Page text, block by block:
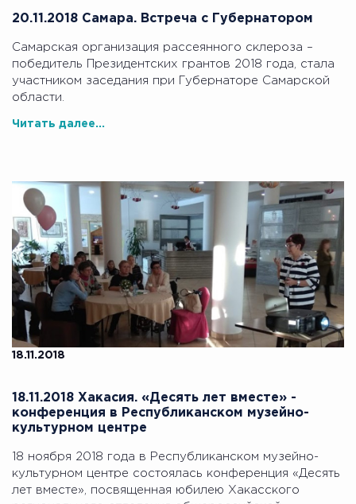
20.11.2018 Самара. Встреча с Губернатором
Самарская организация рассеянного склероза –
победитель Президентских грантов 2018 года, стала
участником заседания при Губернаторе Самарской
области.
Читать далее...
18.11.2018
18.11.2018 Хакасия. «Десять лет вместе» -
конференция в Республиканском музейно-
культурном центре
18 ноября 2018 года в Республиканском музейно-
культурном центре состоялась конференция «Десять
лет вместе», посвященная юбилею Хакасского